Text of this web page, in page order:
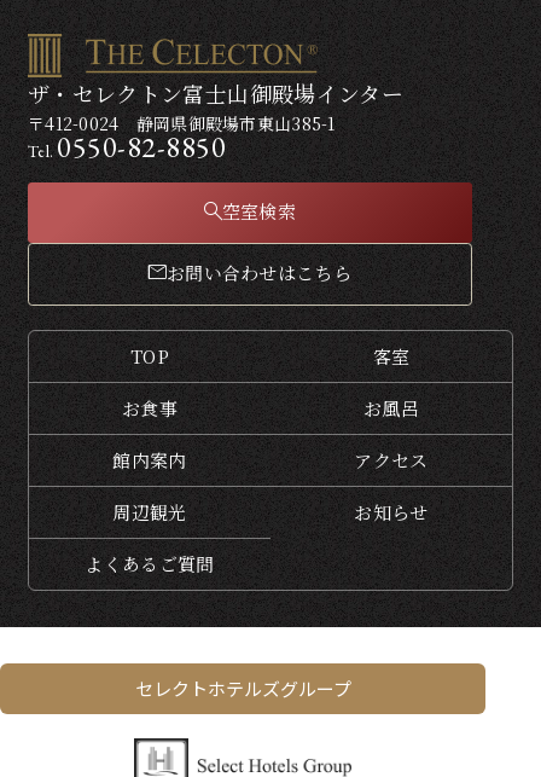
ザ・セレクトン富士山御殿場インター
〒412-0024 静岡県御殿場市東山385-1
Tel.0550-82-8850
空室検索
お問い合わせはこちら
TOP 客室
お食事 お風呂
館内案内 アクセス
周辺観光 お知らせ
よくあるご質問
セレクトホテルズグループ